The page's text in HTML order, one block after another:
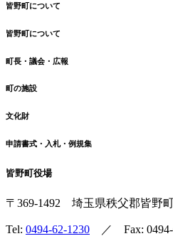
皆野町について
皆野町について
町長・議会・広報
町の施設
文化財
申請書式・入札・例規集
皆野町役場
〒369-1492 埼玉県秩父郡皆野
Tel: 0494-62-1230 ／ Fax: 0494-